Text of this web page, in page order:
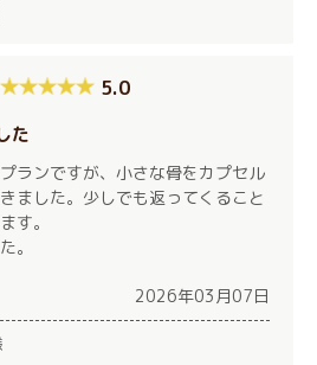
5.0
た
ランですが、小さな骨をカプセル
ました。少しでも返ってくること
す。
。
2026年03月07日